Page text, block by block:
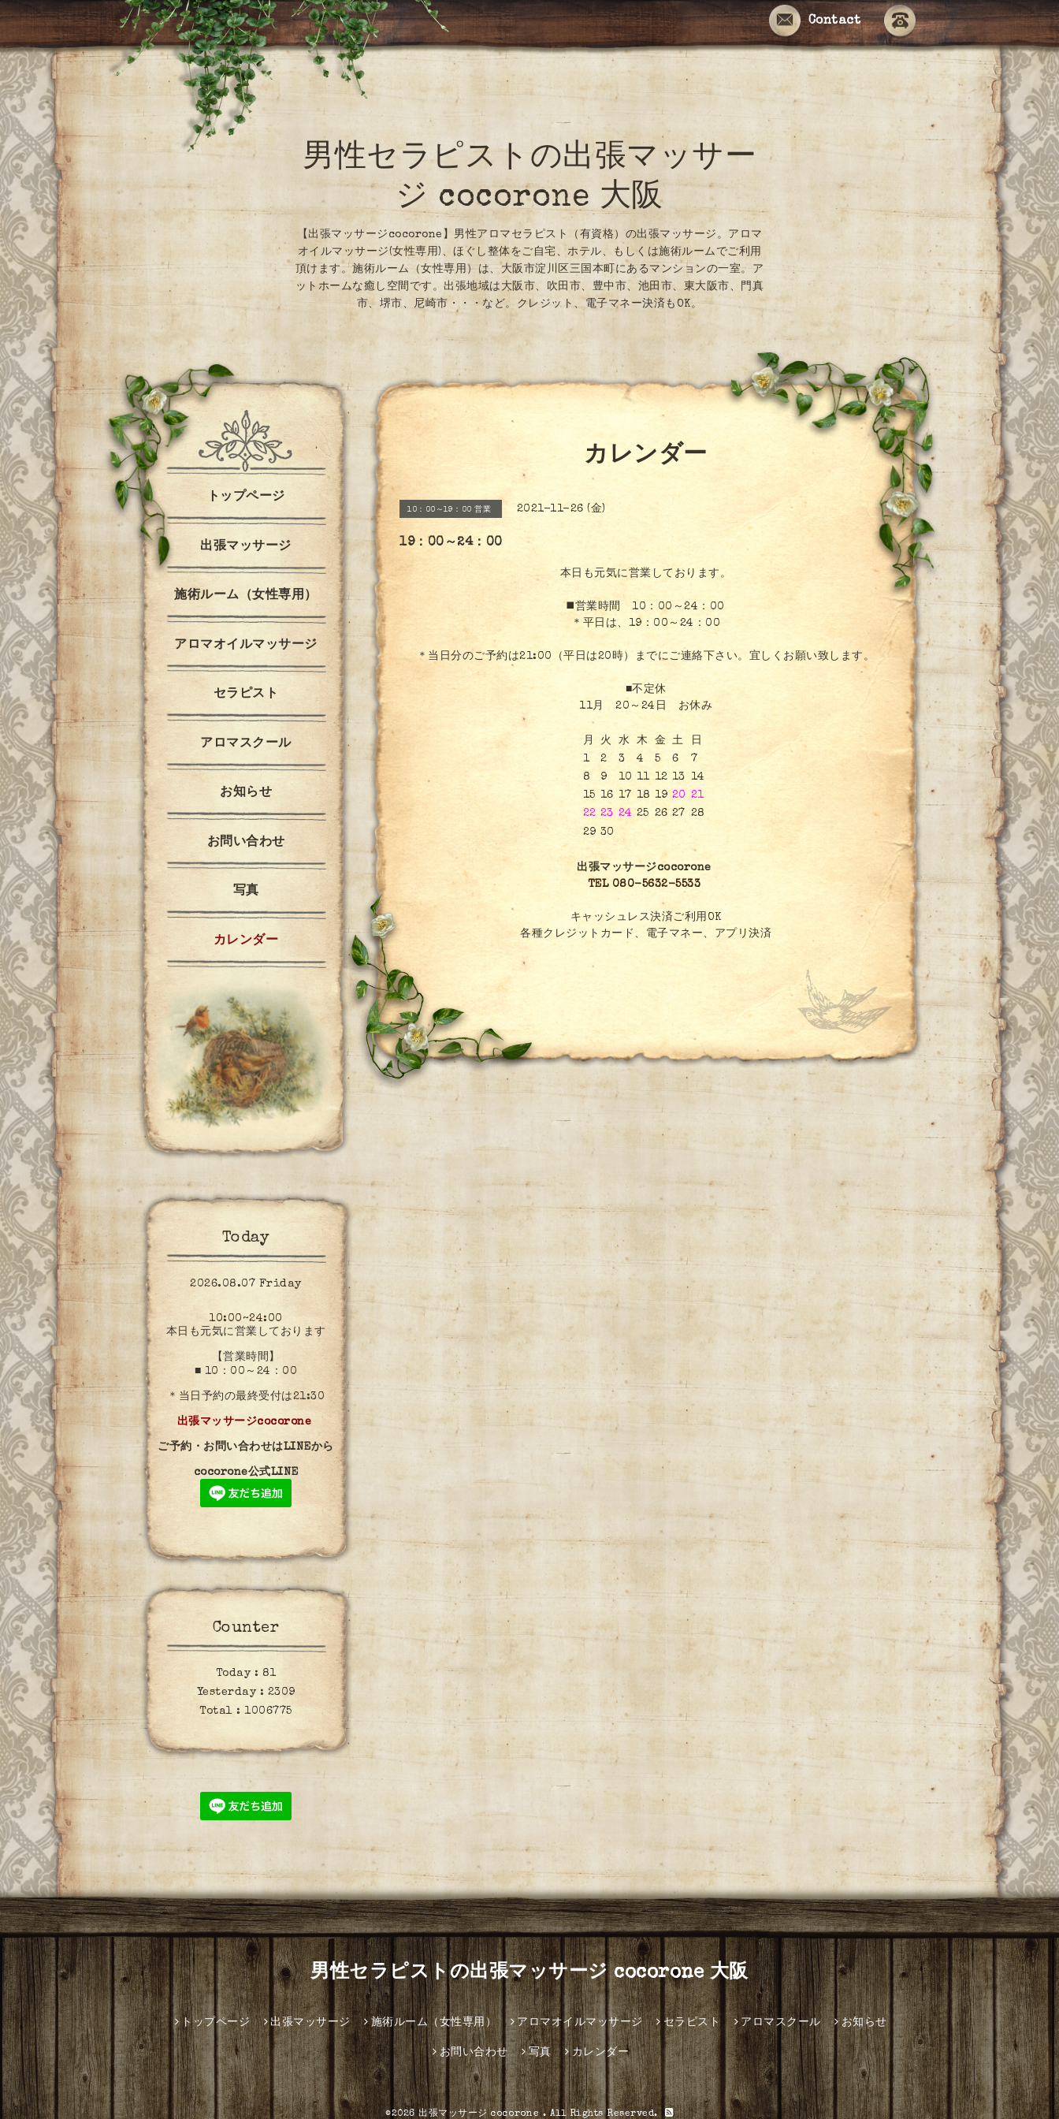
Contact
男性セラピストの出張マッサー
ジ cocorone 大阪
【出張マッサージcocorone】男性アロマセラピスト（有資格）の出張マッサージ。アロマ
オイルマッサージ(女性専用)、ほぐし整体をご自宅、ホテル、もしくは施術ルームでご利用
頂けます。施術ルーム（女性専用）は、大阪市淀川区三国本町にあるマンションの一室。ア
ットホームな癒し空間です。出張地域は大阪市、吹田市、豊中市、池田市、東大阪市、門真
市、堺市、尼崎市・・・など。クレジット、電子マネー決済もOK。
カレンダー
10：00～19：00 営業 2021-11-26 (金)
19：00～24：00
本日も元気に営業しております。
◼️営業時間 10：00～24：00
＊平日は、19：00～24：00
＊当日分のご予約は21:00（平日は20時）までにご連絡下さい。宜しくお願い致します。
■不定休
11月 20～24日 お休み
月 火 水 木 金 土
日
1
2 3 4 5 6
7
8
9 10 11 12 13
14
15 16 17 18 19 20 21
22 23 24 25 26 27
28
29 30
出張マッサージcocorone
TEL 080-5632-5533
キャッシュレス決済ご利用OK
各種クレジットカード、電子マネー、アプリ決済
トップページ
出張マッサージ
施術ルーム（女性専用）
アロマオイルマッサージ
セラピスト
アロマスクール
お知らせ
お問い合わせ
写真
カレンダー
Today
2026.08.07 Friday
10:00~24:00
本日も元気に営業しております
【営業時間】
■ 10：00～24：00
＊当日予約の最終受付は21:30
出張マッサージcocorone
ご予約・お問い合わせはLINEから
cocorone公式LINE
Counter
Today : 81
Yesterday : 2309
Total :1006775
男性セラピストの出張マッサージ cocorone 大阪
トップページ 出張マッサージ 施術ルーム（女性専用） アロマオイルマッサージ セラピスト アロマスクール お知らせ
お問い合わせ 写真 カレンダー
©2026出張マッサージ cocorone. All Rights Reserved.